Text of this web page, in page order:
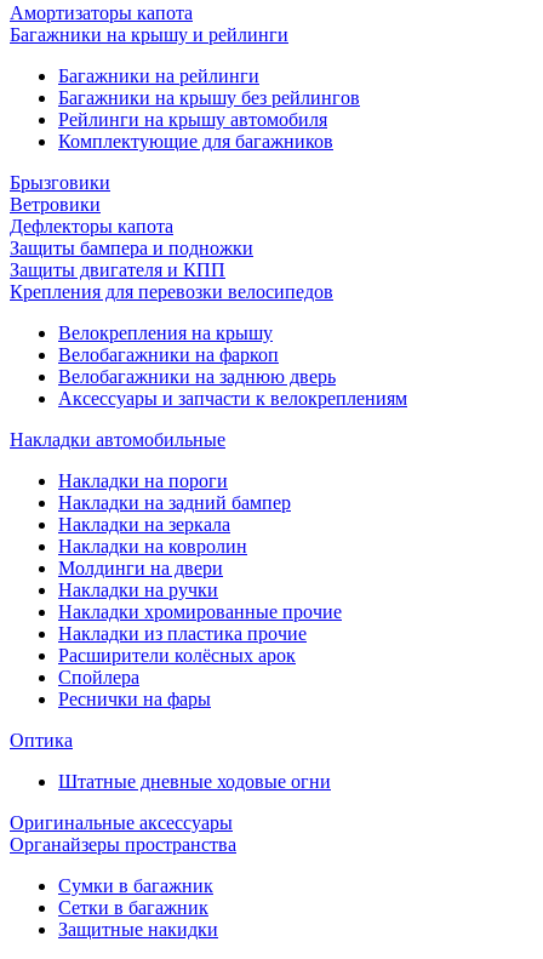
Амортизаторы капота
Багажники на крышу и рейлинги
Багажники на рейлинги
Багажники на крышу без рейлингов
Рейлинги на крышу автомобиля
Комплектующие для багажников
Брызговики
Ветровики
Дефлекторы капота
Защиты бампера и подножки
Защиты двигателя и КПП
Крепления для перевозки велосипедов
Велокрепления на крышу
Велобагажники на фаркоп
Велобагажники на заднюю дверь
Аксессуары и запчасти к велокреплениям
Накладки автомобильные
Накладки на пороги
Накладки на задний бампер
Накладки на зеркала
Накладки на ковролин
Молдинги на двери
Накладки на ручки
Накладки хромированные прочие
Накладки из пластика прочие
Расширители колёсных арок
Спойлера
Реснички на фары
Оптика
Штатные дневные ходовые огни
Оригинальные аксессуары
Органайзеры пространства
Сумки в багажник
Сетки в багажник
Защитные накидки